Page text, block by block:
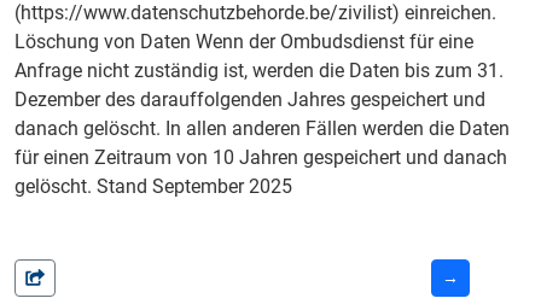
(https://www.datenschutzbehorde.be/zivilist) einreichen.
Löschung von Daten Wenn der Ombudsdienst für eine
Anfrage nicht zuständig ist, werden die Daten bis zum 31.
Dezember des darauffolgenden Jahres gespeichert und
danach gelöscht. In allen anderen Fällen werden die Daten
für einen Zeitraum von 10 Jahren gespeichert und danach
gelöscht. Stand September 2025
→